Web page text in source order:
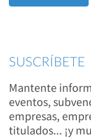
SUSCRÍBETE
Mantente
eventos,
empresas,
titulados... ¡y